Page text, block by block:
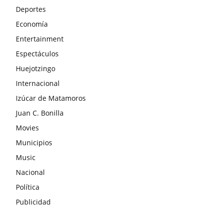
Deportes
Economía
Entertainment
Espectáculos
Huejotzingo
Internacional
Izúcar de Matamoros
Juan C. Bonilla
Movies
Municipios
Music
Nacional
Política
Publicidad